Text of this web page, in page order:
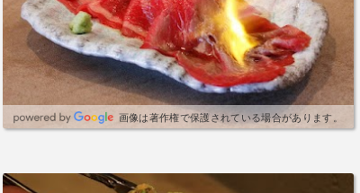
画像は著作権で保護されている場合があります。